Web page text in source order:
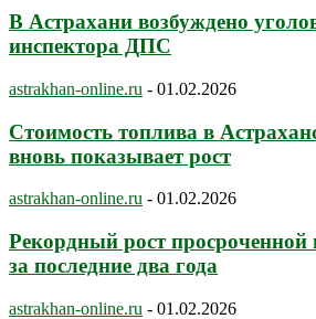
В Астрахани возбуждено
инспектора ДПС
astrakhan-online.ru - 01.02.2026
Стоимость топлива в
вновь показывает рост
astrakhan-online.ru - 01.02.2026
Рекордный рост просроченной
за последние два года
astrakhan-online.ru - 01.02.2026